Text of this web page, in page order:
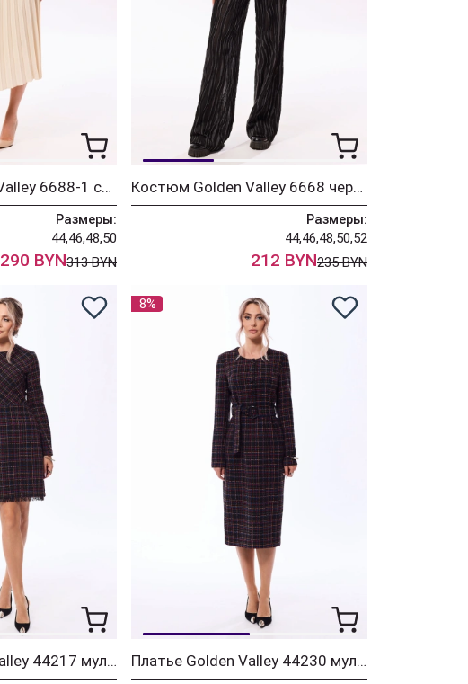
Костюм Golden Valley 6688-1 сиренево-молочный
Размеры:
44,46,48,50
290 BYN313 BYN
Костюм Golden Valley 6668 черный
Размеры:
44,46,48,50,52
212 BYN235 BYN
Платье Golden Valley 44217 мультиколор
8%
Платье Golden Valley 44230 мультиколор